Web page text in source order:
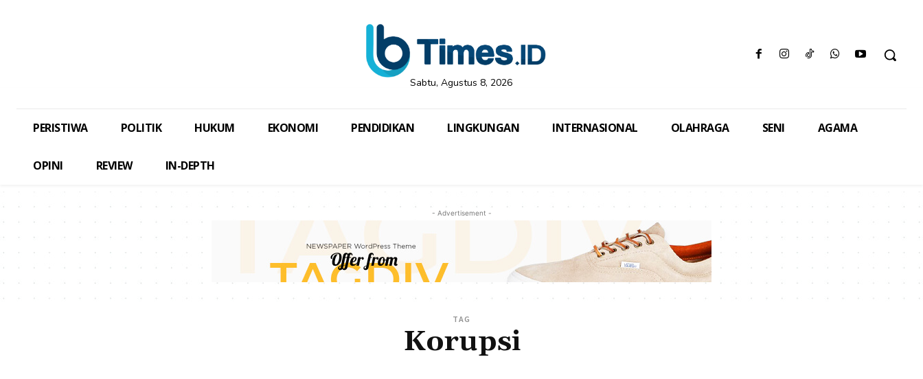
Sabtu, Agustus 8, 2026
PERISTIWA POLITIK HUKUM EKONOMI PENDIDIKAN LINGKUNGAN INTERNASIONAL OLAHRAGA SENI AGAMA
OPINI REVIEW IN-DEPTH
- Advertisement -
TAG
Korupsi